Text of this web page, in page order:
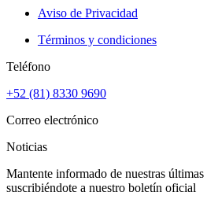
Aviso de Privacidad
Términos y condiciones
Teléfono
+52 (81) 8330 9690
Correo electrónico
Noticias
Mantente informado de nuestras
suscribiéndote a nuestro boletín oficial